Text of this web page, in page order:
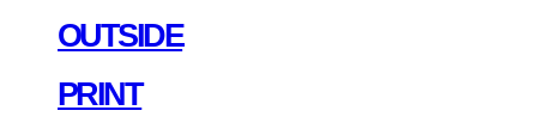
OUTSIDE
PRINT